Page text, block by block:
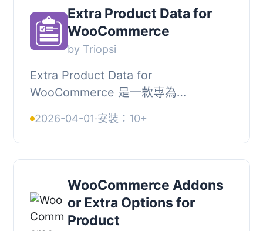
Extra Product Data for
WooCommerce
by Triopsi
Extra Product Data for
WooCommerce 是一款專為
集產品的額外使用者資訊。安裝後，該
外掛會在產品頁面上新增自訂輸入欄
位，...
2026-04-01·安裝：10+
WooCommerce Addons
or Extra Options for
Product